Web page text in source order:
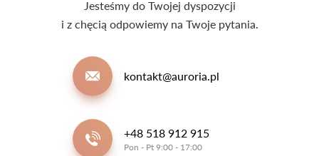
Jesteśmy do Twojej dyspozycji
i z chęcią odpowiemy na Twoje pytania.
kontakt@auroria.pl
+48 518 912 915
Pon - Pt 9:00 - 17:00